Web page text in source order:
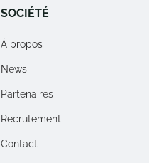
SOCIÉTÉ
À propos
News
Partenaires
Recrutement
Contact